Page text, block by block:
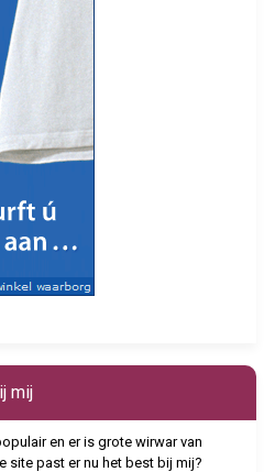
mij
en er is grote wirwar van
site past er nu het best bij mij?